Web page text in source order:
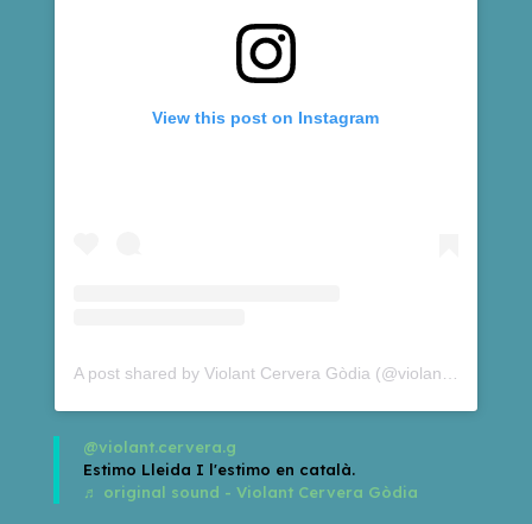
View this post on Instagram
@violant.cervera.g
Estimo Lleida I l'estimo en català.
♬ original sound - Violant Cervera Gòdia